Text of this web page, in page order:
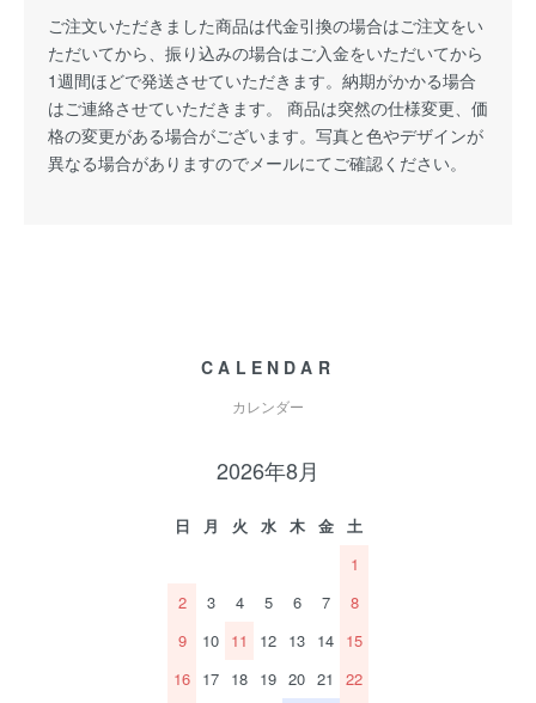
ご注文いただきました商品は代金引換の場合はご注文をい
ただいてから、振り込みの場合はご入金をいただいてから
1週間ほどで発送させていただきます。納期がかかる場合
はご連絡させていただきます。 商品は突然の仕様変更、価
格の変更がある場合がございます。写真と色やデザインが
異なる場合がありますのでメールにてご確認ください。
CALENDAR
カレンダー
2026年8月
日 月 火 水 木 金
土
1
2
3 4 5 6 7
8
9
10 11 12 13 14 15
16 17 18 19 20 21
22